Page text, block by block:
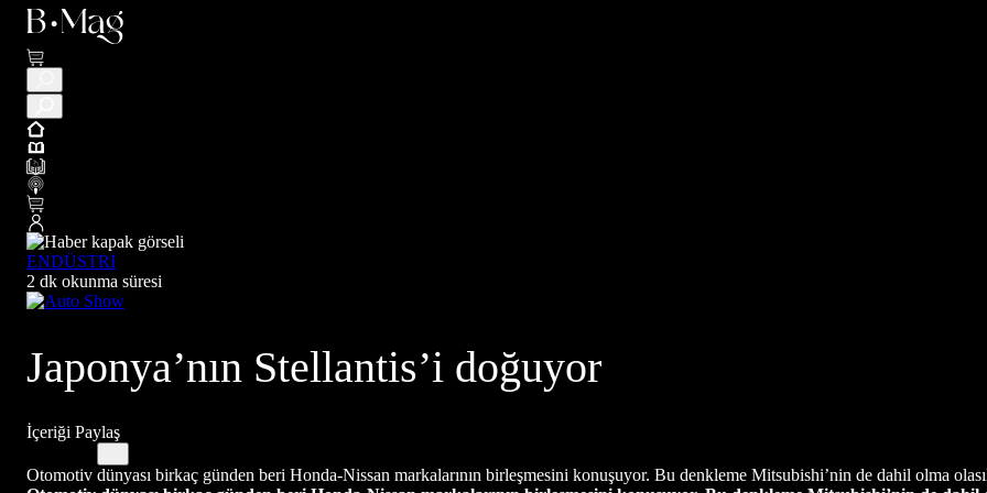
ENDÜSTRİ
2 dk okunma süresi
Japonya’nın Stellantis’i doğuyor
İçeriği Paylaş
Otomotiv dünyası birkaç günden beri Honda-Nissan markalarının birleşmesini konuşuyor. Bu denkleme Mitsubishi’nin de dahil olma